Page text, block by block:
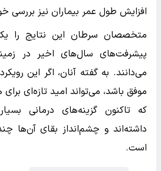
افزایش طول عمر بیماران نیز بررسی
متخصصان سرطان این نتایج را یکی
پیشرفت‌های سال‌های اخیر در
می‌دانند. به گفته آنان، اگر این
موفق باشد، می‌تواند امید تازه‌ای برای
که تاکنون گزینه‌های درمانی
داشته‌اند و چشم‌انداز بقای آن‌ها
است.